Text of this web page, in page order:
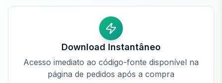
Download Instantâneo
Acesso imediato ao código-fonte disponível na
página de pedidos após a compra